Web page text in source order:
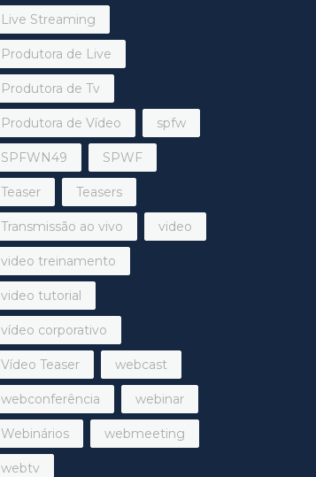
Live Streaming
Produtora de Live
Produtora de Tv
Produtora de Vídeo spfw
SPFWN49 SPWF
Teaser Teasers
Transmissão ao vivo video
video treinamento
video tutorial
vídeo corporativo
Vídeo Teaser webcast
webconferência webinar
Webinários webmeeting
webtv